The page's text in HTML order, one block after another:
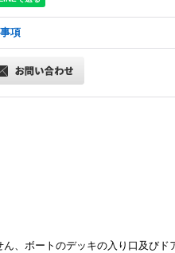
項
、ボートのデッキの入り口及びド